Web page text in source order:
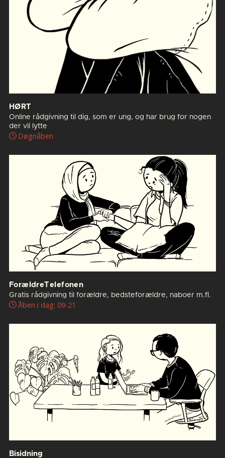
HØRT
Online rådgivning til dig, som er ung, og har brug for nogen
der vil lytte
Døgnåben
ForældreTelefonen
Gratis rådgivning til forældre, bedsteforældre, naboer m.fl.
Åben i dag: 09-21
Bisidning